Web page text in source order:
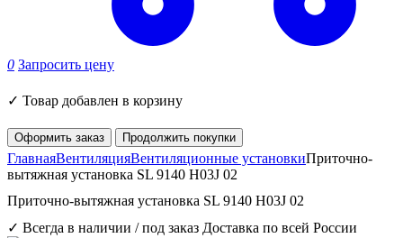
0 Запросить цену
✓ Товар добавлен в корзину
Оформить заказ Продолжить покупки
ГлавнаяВентиляцияВентиляционные установкиПриточно-
вытяжная установка SL 9140 H03J 02
Приточно-вытяжная установка SL 9140 H03J 02
✓ Всегда в наличии / под заказ Доставка по всей России